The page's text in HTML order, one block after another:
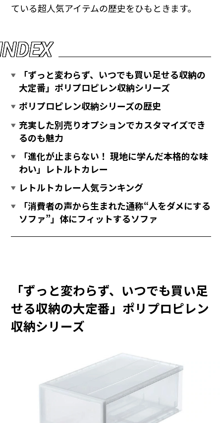
ている超人気アイテムの歴史をひもときます。
NDEX
「ずっと変わらず、いつでも買い足せる収納の
大定番」ポリプロピレン収納シリーズ
ポリプロピレン収納シリーズの歴史
充実した別売りオプションでカスタマイズでき
るのも魅力
「進化が止まらない！ 現地に学んだ本格的な味
わい」レトルトカレー
レトルトカレー人気ランキング
「消費者の声から生まれた通称“人をダメにする
ソファ”」体にフィットするソファ
「ずっと変わらず、いつでも買い足
せる収納の大定番」ポリプロピレン
収納シリーズ